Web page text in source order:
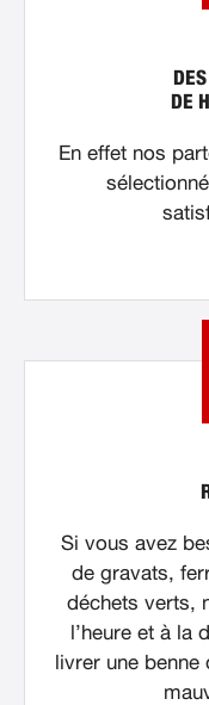
DE
En effet nos
Si vous avez
de gravats,
déchets verts,
l’heure et à la
livrer une